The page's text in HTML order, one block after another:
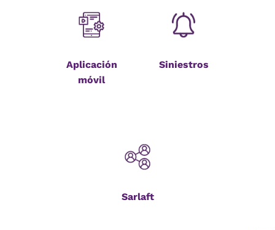
Aplicación
móvil
Siniestros
Sarlaft